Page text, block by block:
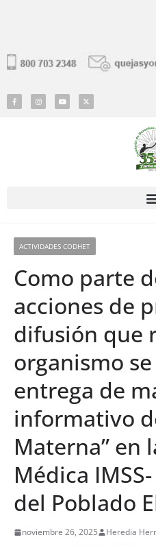
ACTIVIDADES CODHET
Como parte
acciones de
difusión que
organismo
entrega de
informativo
Materna” en
Médica
del Poblado
noviembre 26, 2025 Heredia